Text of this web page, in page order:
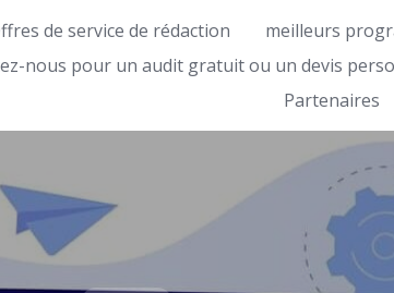
de service de rédaction
meilleurs
nous pour un audit gratuit ou un devis
Partenaires